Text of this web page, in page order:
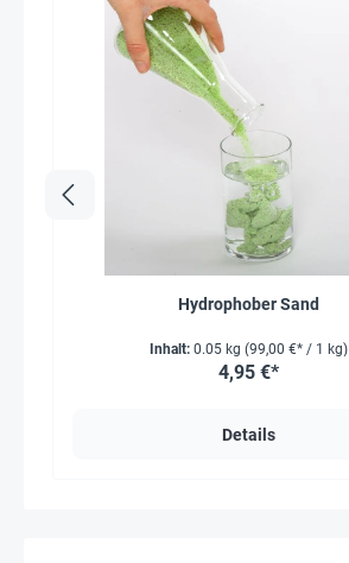
Hydrophober Sand
Inhalt: 0.05 kg (99,00 €* / 1 kg)
4,95 €*
Details